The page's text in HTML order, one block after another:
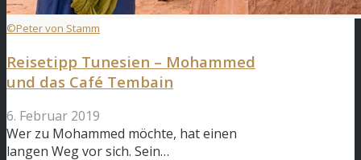
©Peter von Stamm
Reisetipp Tunesien – Mohammed
und das Café Tembain
6. Februar 2019
Wer zu Mohammed möchte, hat einen
langen Weg vor sich. Sein…